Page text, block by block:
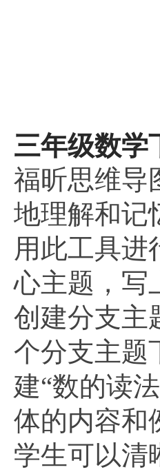
三年级数学
福昕思维导
地理解和记
用此工具进
心主题，写
创建分支主
个分支主题
建“数的读
体的内容和
学生可以清